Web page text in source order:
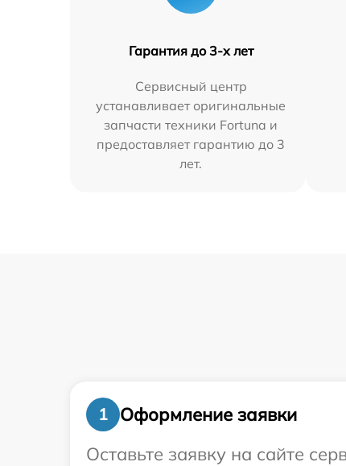
Гарантия до 3-х лет
Сервисный центр
устанавливает оригинальные
запчасти техники Fortuna и
предоставляет гарантию до 3
лет.
1
Оформление заявки
Оставьте заявку на сайте